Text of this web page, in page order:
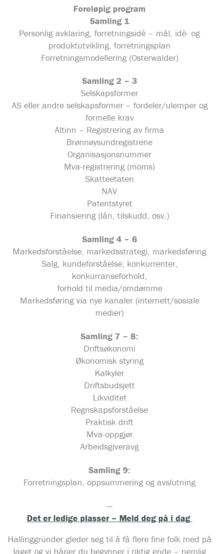
Foreløpig program
Samling 1
Personlig avklaring, forretningsidè – mål, idè- og
produktutvikling, forretningsplan
Forretningsmodellering (Osterwalder)
Samling 2 – 3
Selskapsformer
AS eller andre selskapsformer – fordeler/ulemper og
formelle krav
Altinn – Registrering av firma
Brønnøysundregistrene
Organisasjonsnummer
Mva-registrering (moms)
Skatteetaten
NAV
Patentstyret
Finansiering (lån, tilskudd, osv.)
Samling 4 – 6
Markedsforståelse, markedsstrategi, markedsføring
Salg, kundeforståelse, konkurrenter,
konkurranseforhold,
forhold til media/omdømme
Markedsføring via nye kanaler (internett/sosiale
medier)
Samling 7 – 8:
Driftsøkonomi
Økonomisk styring
Kalkyler
Driftsbudsjett
Likviditet
Regnskapsforståelse
Praktisk drift
Mva-oppgjør
Arbeidsgiveravg
Samling 9:
Forretningsplan, oppsummering og avslutning
—
Det er ledige plasser – Meld deg på i dag
Hallinggründer gleder seg til å få flere fine folk med på
laget og vi håper du begynner i riktig ende – nemlig